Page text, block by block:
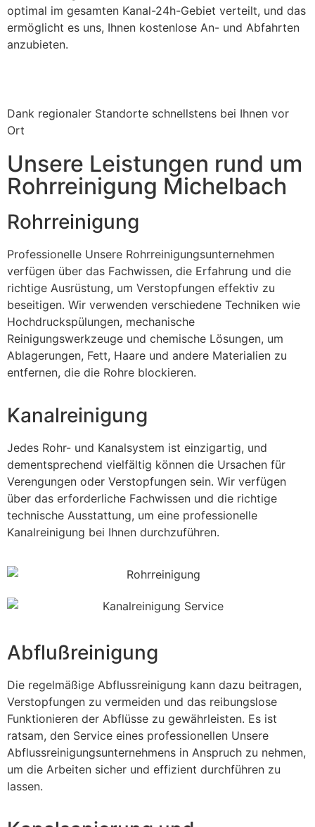
optimal im gesamten Kanal-24h-Gebiet verteilt, und das
ermöglicht es uns, Ihnen kostenlose An- und Abfahrten
anzubieten.
Dank regionaler Standorte schnellstens bei Ihnen vor
Ort
Unsere Leistungen rund um
Rohrreinigung Michelbach
Rohrreinigung
Professionelle Unsere Rohrreinigungsunternehmen
verfügen über das Fachwissen, die Erfahrung und die
richtige Ausrüstung, um Verstopfungen effektiv zu
beseitigen. Wir verwenden verschiedene Techniken wie
Hochdruckspülungen, mechanische
Reinigungswerkzeuge und chemische Lösungen, um
Ablagerungen, Fett, Haare und andere Materialien zu
entfernen, die die Rohre blockieren.
Kanalreinigung
Jedes Rohr- und Kanalsystem ist einzigartig, und
dementsprechend vielfältig können die Ursachen für
Verengungen oder Verstopfungen sein. Wir verfügen
über das erforderliche Fachwissen und die richtige
technische Ausstattung, um eine professionelle
Kanalreinigung bei Ihnen durchzuführen.
Abflußreinigung
Die regelmäßige Abflussreinigung kann dazu beitragen,
Verstopfungen zu vermeiden und das reibungslose
Funktionieren der Abflüsse zu gewährleisten. Es ist
ratsam, den Service eines professionellen Unsere
Abflussreinigungsunternehmens in Anspruch zu nehmen,
um die Arbeiten sicher und effizient durchführen zu
lassen.